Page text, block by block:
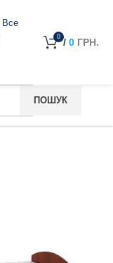
Все
0 / 0 ГРН.